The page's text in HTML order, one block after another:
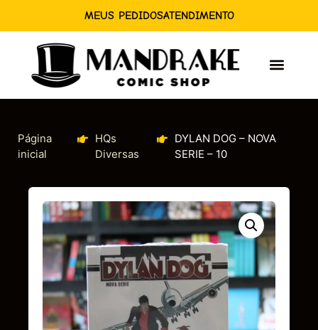
MEUS PEDIDOSATENDIMENTO
Página
inicial
HQs
Diversas
DYLAN DOG – NOVA
SERIE – 10